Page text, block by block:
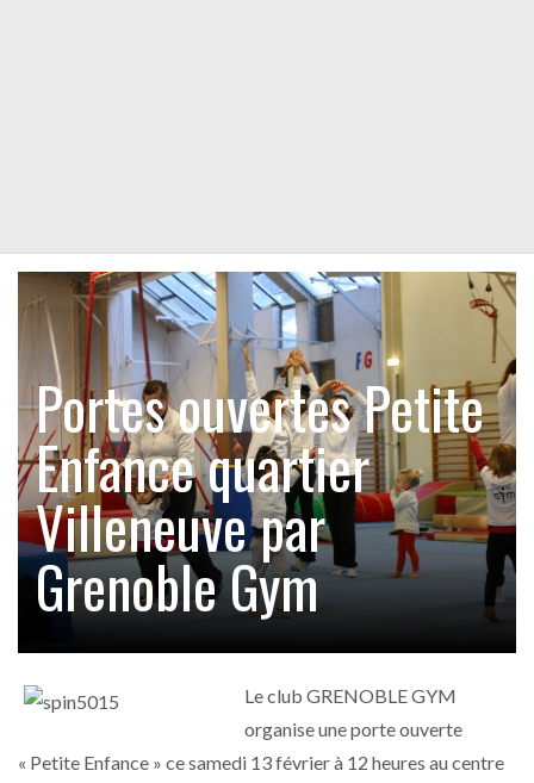
Portes ouvertes Petite
Enfance quartier
Villeneuve par
Grenoble Gym
Le club GRENOBLE GYM
organise une porte ouverte
« Petite Enfance » ce samedi 13 février à 12 heures au centre